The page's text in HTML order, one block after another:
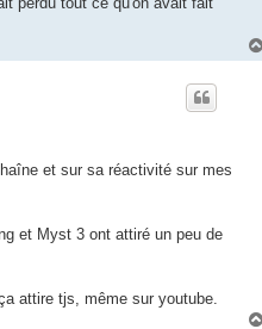
et sur sa réactivité sur mes
et Myst 3 ont attiré un peu de
attire tjs, même sur youtube.